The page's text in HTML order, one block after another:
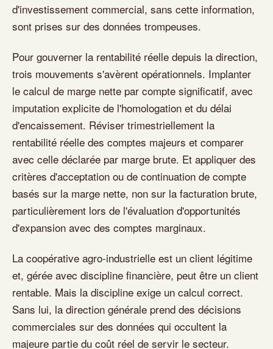
d'investissement commercial, sans cette information,
sont prises sur des données trompeuses.
Pour gouverner la rentabilité réelle depuis la direction,
trois mouvements s'avèrent opérationnels. Implanter
le calcul de marge nette par compte significatif, avec
imputation explicite de l'homologation et du délai
d'encaissement. Réviser trimestriellement la
rentabilité réelle des comptes majeurs et comparer
avec celle déclarée par marge brute. Et appliquer des
critères d'acceptation ou de continuation de compte
basés sur la marge nette, non sur la facturation brute,
particulièrement lors de l'évaluation d'opportunités
d'expansion avec des comptes marginaux.
La coopérative agro-industrielle est un client légitime
et, gérée avec discipline financière, peut être un client
rentable. Mais la discipline exige un calcul correct.
Sans lui, la direction générale prend des décisions
commerciales sur des données qui occultent la
majeure partie du coût réel de servir le secteur.